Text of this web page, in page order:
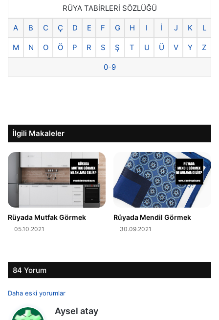
RÜYA TABİRLERİ SÖZLÜĞÜ
A B C Ç D E F G H I İ J K L
M N O Ö P R S Ş T U Ü V Y Z
0-9
İlgili Makaleler
Rüyada Mutfak Görmek
05.10.2021
Rüyada Mendil Görmek
30.09.2021
84 Yorum
Y
o
Daha eski yorumlar
Aysel atay